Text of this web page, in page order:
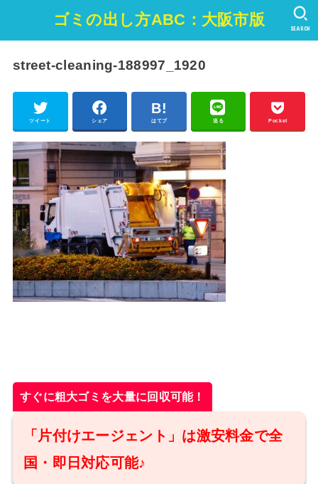
ゴミの出し方ABC：大阪市版 SEARCH
street-cleaning-188997_1920
ツイート シェア はてブ 送る Pocket
すぐに粗大ゴミを大量に回収可能！
「片付けエージェント」は激安料金で全
国・即日対応可能♪